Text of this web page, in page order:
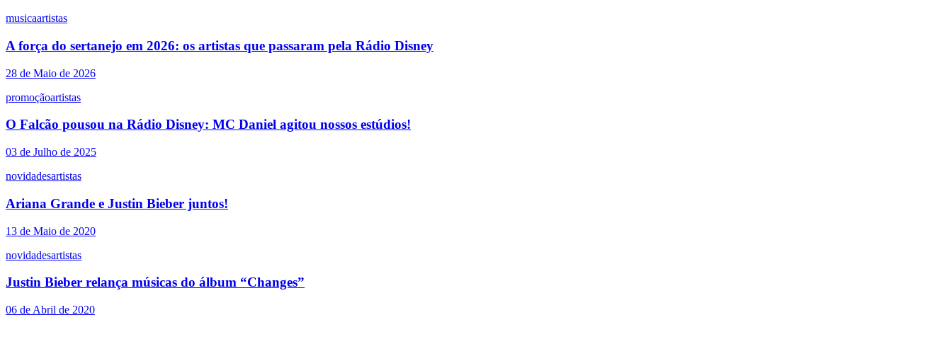
musicaartistas
A força do sertanejo em 2026: os artistas que passaram pela Rádio Disney
28 de Maio de 2026
promoçãoartistas
O Falcão pousou na Rádio Disney: MC Daniel agitou nossos estúdios!
03 de Julho de 2025
novidadesartistas
Ariana Grande e Justin Bieber juntos!
13 de Maio de 2020
novidadesartistas
Justin Bieber relança músicas do álbum “Changes”
06 de Abril de 2020